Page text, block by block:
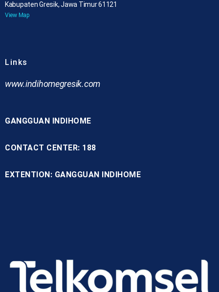
Kabupaten Gresik, Jawa Timur 61121
View Map
Links
www.indihomegresik.com
GANGGUAN INDIHOME
CONTACT CENTER: 188
EXTENTION: GANGGUAN INDIHOME